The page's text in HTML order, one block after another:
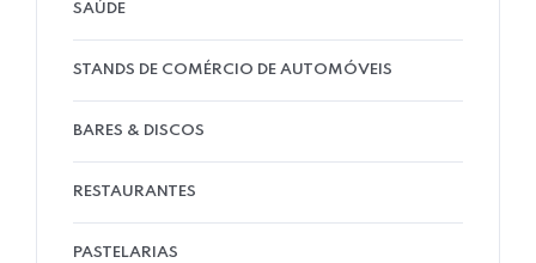
SAÚDE
STANDS DE COMÉRCIO DE AUTOMÓVEIS
BARES & DISCOS
RESTAURANTES
PASTELARIAS